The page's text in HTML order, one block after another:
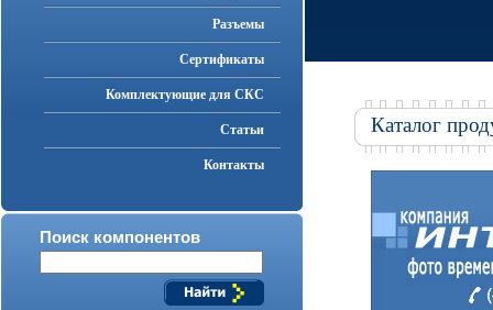
Разъемы
Cертификаты
Комплектующие для СКС
Статьи
Контакты
Поиск компонентов
Каталог